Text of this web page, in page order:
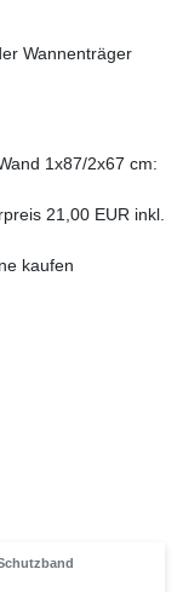
Wannenträger
1x87/2x67 cm:
21,00 EUR inkl.
kaufen